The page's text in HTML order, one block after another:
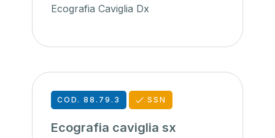
Ecografia Caviglia Dx
COD. 88.79.3 SSN
Ecografia caviglia sx